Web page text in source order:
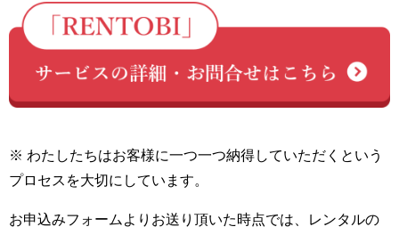
※ わたしたちはお客様に一つ一つ納得していただくという
プロセスを大切にしています。
お申込みフォームよりお送り頂いた時点では、レンタルの